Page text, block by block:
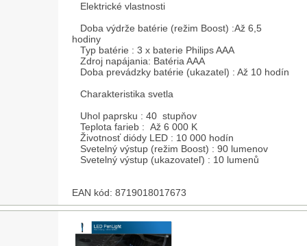
Elektrické vlastnosti
Doba výdrže batérie (režim Boost) :Až 6,5
hodiny
Typ batérie : 3 x baterie Philips AAA
Zdroj napájania: Batéria AAA
Doba prevádzky batérie (ukazatel) : Až 10 hodín
Charakteristika svetla
Uhol paprsku : 40 stupňov
Teplota farieb : Až 6 000 K
Životnosť diódy LED : 10 000 hodín
Svetelný výstup (režim Boost) : 90 lumenov
Svetelný výstup (ukazovateľ) : 10 lumenů
EAN kód: 8719018017673